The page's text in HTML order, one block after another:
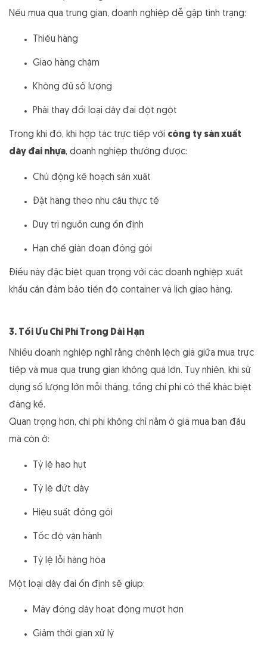
Nếu mua qua trung gian, doanh nghiệp dễ gặp tình trạng:
Thiếu hàng
Giao hàng chậm
Không đủ số lượng
Phải thay đổi loại dây đai đột ngột
Trong khi đó, khi hợp tác trực tiếp với công ty sản xuất
dây đai nhựa, doanh nghiệp thường được:
Chủ động kế hoạch sản xuất
Đặt hàng theo nhu cầu thực tế
Duy trì nguồn cung ổn định
Hạn chế gián đoạn đóng gói
Điều này đặc biệt quan trọng với các doanh nghiệp xuất
khẩu cần đảm bảo tiến độ container và lịch giao hàng.
3. Tối Ưu Chi Phí Trong Dài Hạn
Nhiều doanh nghiệp nghĩ rằng chênh lệch giá giữa mua trực
tiếp và mua qua trung gian không quá lớn. Tuy nhiên, khi sử
dụng số lượng lớn mỗi tháng, tổng chi phí có thể khác biệt
đáng kể.
Quan trọng hơn, chi phí không chỉ nằm ở giá mua ban đầu
mà còn ở:
Tỷ lệ hao hụt
Tỷ lệ đứt dây
Hiệu suất đóng gói
Tốc độ vận hành
Tỷ lệ lỗi hàng hóa
Một loại dây đai ổn định sẽ giúp:
Máy đóng dây hoạt động mượt hơn
Giảm thời gian xử lý